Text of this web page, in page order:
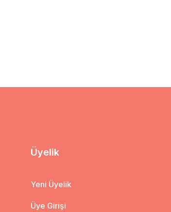
Üyelik
Yeni Üyelik
Üye Girişi